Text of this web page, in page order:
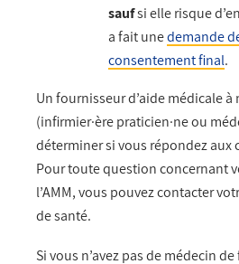
saufsi elle risque
a fait unedemande
consentement final.
Un fournisseur d’aide médicale à
(infirmier·ère praticien·ne ou
déterminer si vous répondez aux
Pour toute question concernant
l’AMM, vous pouvez contacter
de santé.
Si vous n’avez pas de médecin